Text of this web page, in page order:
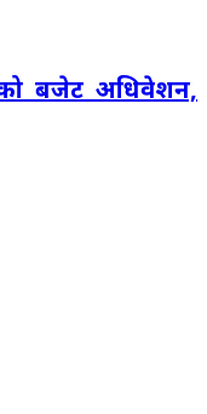
बजेट अधिवेशन,